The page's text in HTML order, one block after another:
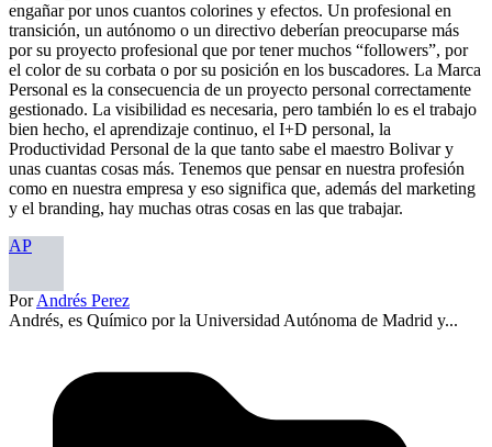
engañar por unos cuantos colorines y efectos. Un profesional en
transición, un autónomo o un directivo deberían preocuparse más
por su proyecto profesional que por tener muchos “followers”, por
el color de su corbata o por su posición en los buscadores. La Marca
Personal es la consecuencia de un proyecto personal correctamente
gestionado. La visibilidad es necesaria, pero también lo es el trabajo
bien hecho, el aprendizaje continuo, el I+D personal, la
Productividad Personal de la que tanto sabe el maestro Bolivar y
unas cuantas cosas más. Tenemos que pensar en nuestra profesión
como en nuestra empresa y eso significa que, además del marketing
y el branding, hay muchas otras cosas en las que trabajar.
AP
PorAndrés Perez
Andrés, es Químico por la Universidad Autónoma de Madrid y...